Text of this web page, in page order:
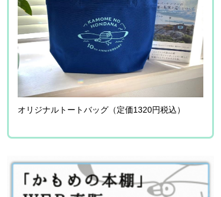
オリジナルトートバッグ（定価1320円税込）